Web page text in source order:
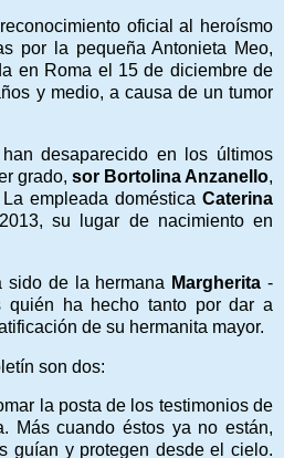
oficial al heroísmo
por la pequeña Antonieta Meo,
en Roma el 15 de diciembre de
y medio, a causa de un tumor
desaparecido en los últimos
grado, sor Bortolina Anzanello,
empleada doméstica Caterina
su lugar de nacimiento en
sido de la hermana Margherita -
ha hecho tanto por dar a
de su hermanita mayor.
son dos:
la posta de los testimonios de
Más cuando éstos ya no están,
guían y protegen desde el cielo.